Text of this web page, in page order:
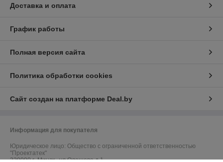
Доставка и оплата
График работы
Полная версия сайта
Политика обработки cookies
Сайт создан на платформе Deal.by
Информация для покупателя
Юридическое лицо: Общество с ограниченной ответственностью
"Проектатек"
220090,г .Минск., ул.Олешева д.1